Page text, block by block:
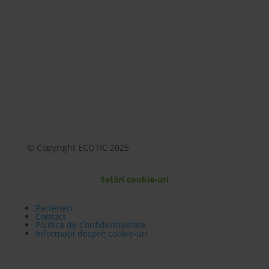
© Copyright ECOTIC 2025
Setări cookie-uri
Parteneri
Contact
Politica de Confidențialitate
Informații despre cookie-uri